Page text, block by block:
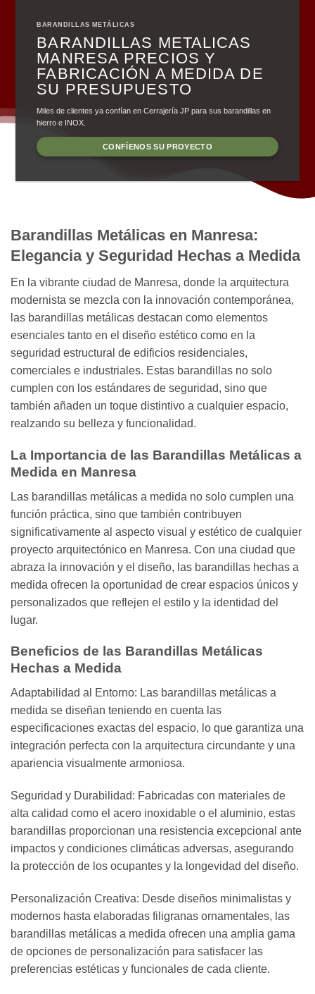
BARANDILLAS METÁLICAS
BARANDILLAS METALICAS
MANRESA PRECIOS Y
FABRICACIÓN A MEDIDA DE
SU PRESUPUESTO
Miles de clientes ya confían en Cerrajería JP para sus barandillas en
hierro e INOX.
CONFÍENOS SU PROYECTO
Barandillas Metálicas en Manresa:
Elegancia y Seguridad Hechas a Medida
En la vibrante ciudad de Manresa, donde la arquitectura
modernista se mezcla con la innovación contemporánea,
las barandillas metálicas destacan como elementos
esenciales tanto en el diseño estético como en la
seguridad estructural de edificios residenciales,
comerciales e industriales. Estas barandillas no solo
cumplen con los estándares de seguridad, sino que
también añaden un toque distintivo a cualquier espacio,
realzando su belleza y funcionalidad.
La Importancia de las Barandillas Metálicas a
Medida en Manresa
Las barandillas metálicas a medida no solo cumplen una
función práctica, sino que también contribuyen
significativamente al aspecto visual y estético de cualquier
proyecto arquitectónico en Manresa. Con una ciudad que
abraza la innovación y el diseño, las barandillas hechas a
medida ofrecen la oportunidad de crear espacios únicos y
personalizados que reflejen el estilo y la identidad del
lugar.
Beneficios de las Barandillas Metálicas
Hechas a Medida
Adaptabilidad al Entorno: Las barandillas metálicas a
medida se diseñan teniendo en cuenta las
especificaciones exactas del espacio, lo que garantiza una
integración perfecta con la arquitectura circundante y una
apariencia visualmente armoniosa.
Seguridad y Durabilidad: Fabricadas con materiales de
alta calidad como el acero inoxidable o el aluminio, estas
barandillas proporcionan una resistencia excepcional ante
impactos y condiciones climáticas adversas, asegurando
la protección de los ocupantes y la longevidad del diseño.
Personalización Creativa: Desde diseños minimalistas y
modernos hasta elaboradas filigranas ornamentales, las
barandillas metálicas a medida ofrecen una amplia gama
de opciones de personalización para satisfacer las
preferencias estéticas y funcionales de cada cliente.